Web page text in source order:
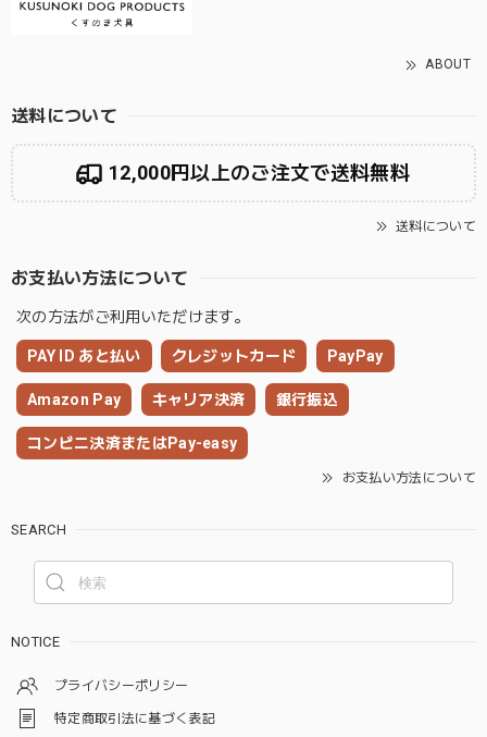
ABOUT
送料について
12,000円以上のご注文で送料無料
送料について
お支払い方法について
次の方法がご利用いただけます。
PAY ID あと払い クレジットカード PayPay
Amazon Pay キャリア決済 銀行振込
コンビニ決済またはPay-easy
お支払い方法について
SEARCH
NOTICE
プライバシーポリシー
特定商取引法に基づく表記